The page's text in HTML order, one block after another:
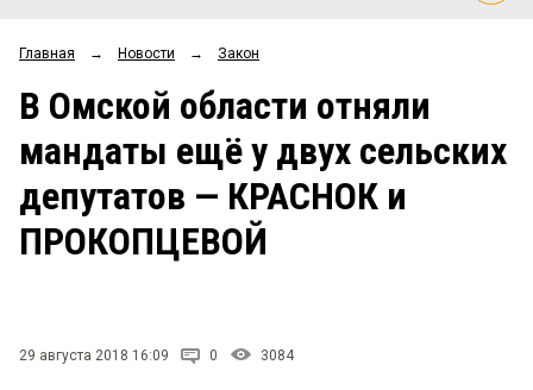
ОБЩЕСТВО
ЗАКОН
НОВОСТИ КОМПАНИЙ
ПРОИСШЕСТВИЯ
Рейтинги
Блоги
Архив
Главная → Новости → Закон
В Омской области отняли
мандаты ещё у двух сельских
депутатов — КРАСНОК и
ПРОКОПЦЕВОЙ
29 августа 2018 16:09 0 3084